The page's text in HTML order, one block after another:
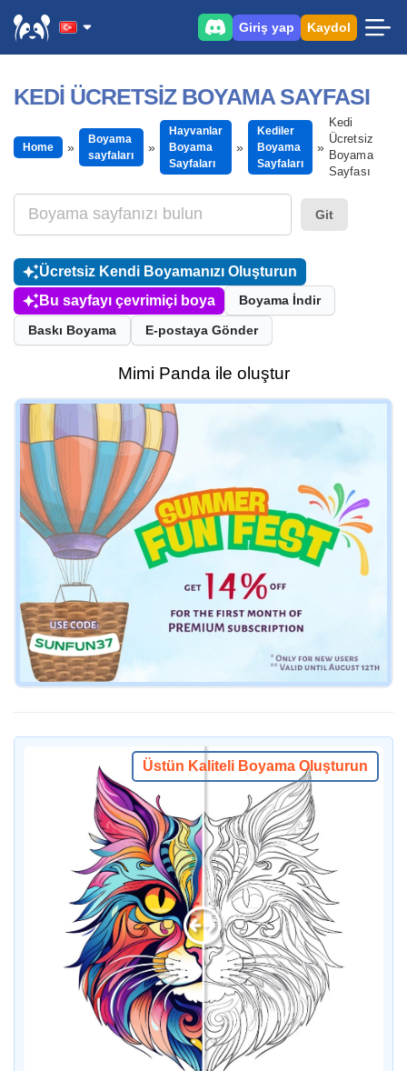
Giriş yap Kaydol
KEDI ÜCRETSIZ BOYAMA SAYFASI
Home
Boyama
sayfaları
Hayvanlar
Boyama
Sayfaları
Kediler
Boyama
Sayfaları
Kedi
Ücretsiz
Boyama
Sayfası
Git
Ücretsiz Kendi Boyamanızı Oluşturun
Bu sayfayı çevrimiçi boya
Boyama İndir
Baskı Boyama E-postaya Gönder
Mimi Panda ile oluştur
Üstün Kaliteli Boyama Oluşturun